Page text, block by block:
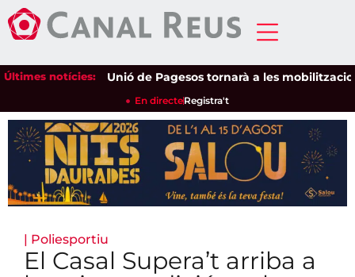
Últimes notícies:Unió de Pagesos tornarà a les mobilitzacions
En directeRegistra't
| Poliesportiu
El Casal Supera’t arriba a